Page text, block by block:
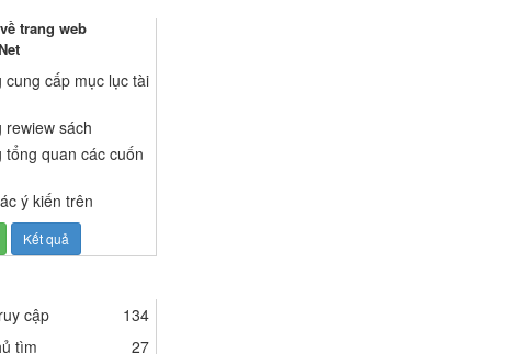
trang web
cung cấp mục lục tài
rewiew sách
tổng quan các cuốn
ý kiến trên
cập
134
tìm
27